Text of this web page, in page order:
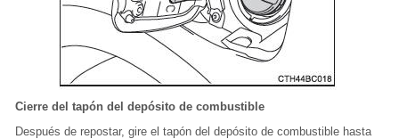
Cierre del tapón del depósito de combustible
Después de repostar, gire el tapón del depósito de combustible hasta